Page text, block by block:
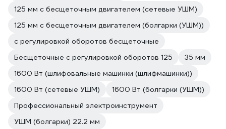
125 мм с бесщеточным двигателем (сетевые УШМ)
125 мм с бесщеточным двигателем (болгарки (УШМ))
с регулировкой оборотов бесщеточные
Бесщеточные с регулировкой оборотов 125
35 мм
1600 Вт (шлифовальные машинки (шлифмашинки))
1600 Вт (сетевые УШМ)
1600 Вт (болгарки (УШМ))
Профессиональный электроинструмент
УШМ (болгарки) 22.2 мм